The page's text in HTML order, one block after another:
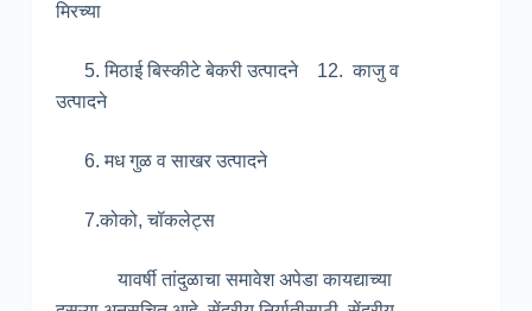
मिरच्या
5. मिठाई बिस्कीटे बेकरी उत्पादने 12. काजु व
उत्पादने
6. मध गुळ व साखर उत्पादने
7.कोको, चॉकलेट्स
यावर्षी तांदुळाचा समावेश अपेडा कायद्याच्या